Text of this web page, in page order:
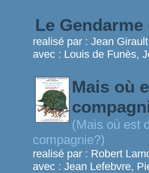
Le
realisé par : Jean Girault
avec : Louis de Funès,
Mais où
(Mais où est
compagnie?)
realisé par : Robert
avec : Jean Lefebvre,